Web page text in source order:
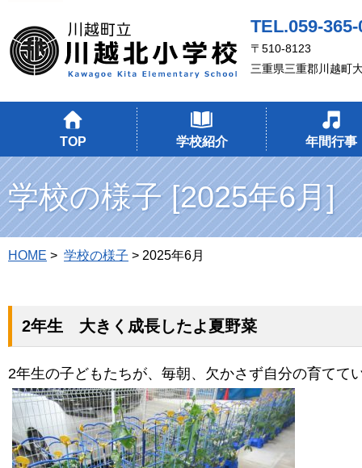
TEL.059-365-
〒510-8123
三重県三重郡川越町
TOP 学校紹介 年間行事
学校の様子 [2025年6月]
HOME > 学校の様子 > 2025年6月
2年生 大きく成長したよ夏野菜
2年生の子どもたちが、毎朝、欠かさず自分の育てて